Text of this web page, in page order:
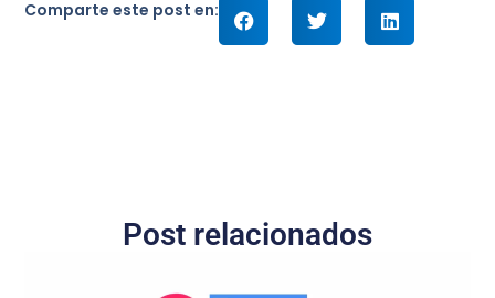
Comparte este post en:
Post relacionados